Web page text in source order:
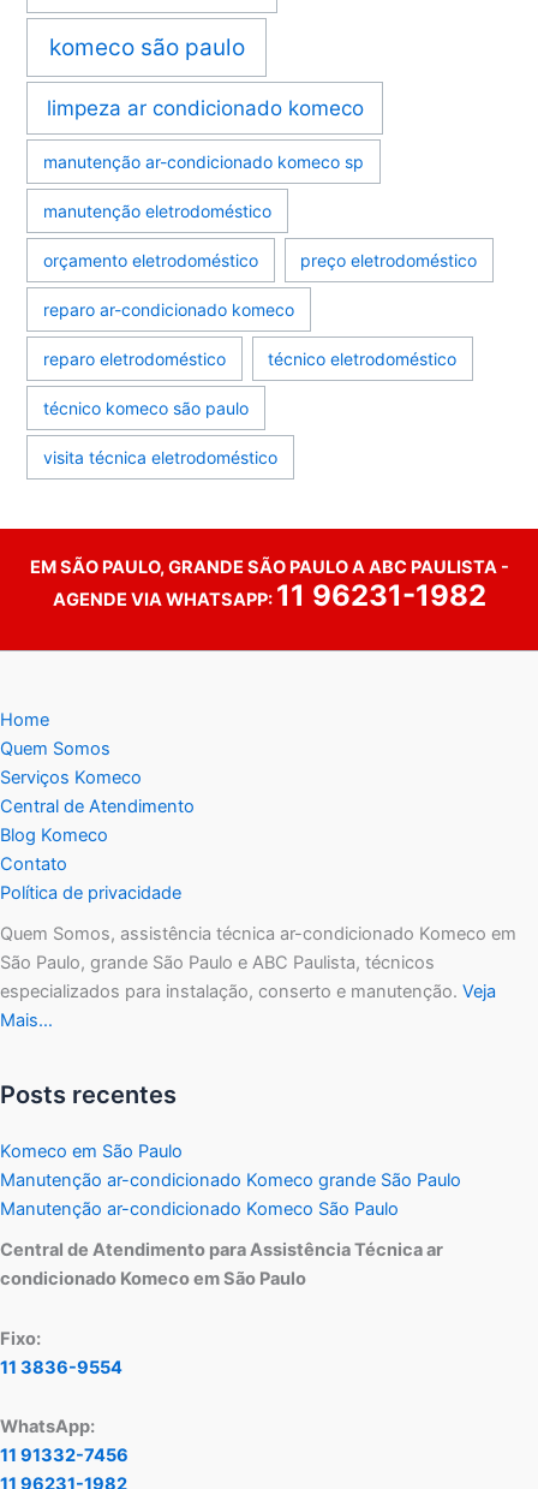
komeco são paulo
limpeza ar condicionado komeco
manutenção ar-condicionado komeco sp
manutenção eletrodoméstico
orçamento eletrodoméstico preço eletrodoméstico
reparo ar-condicionado komeco
reparo eletrodoméstico técnico eletrodoméstico
técnico komeco são paulo
visita técnica eletrodoméstico
EM SÃO PAULO, GRANDE SÃO PAULO A ABC PAULISTA -
AGENDE VIA WHATSAPP: 11 96231-1982
Home
Quem Somos
Serviços Komeco
Central de Atendimento
Blog Komeco
Contato
Política de privacidade
Quem Somos, assistência técnica ar-condicionado Komeco em
São Paulo, grande São Paulo e ABC Paulista, técnicos
especializados para instalação, conserto e manutenção. Veja
Mais…
Posts recentes
Komeco em São Paulo
Manutenção ar-condicionado Komeco grande São Paulo
Manutenção ar-condicionado Komeco São Paulo
Central de Atendimento para Assistência Técnica ar
condicionado Komeco em São Paulo
Fixo:
11 3836-9554
WhatsApp:
11 91332-7456